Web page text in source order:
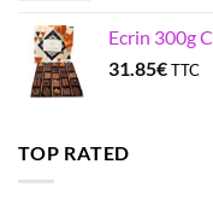
Ecrin 300g
31.85€TTC
TOP RATED